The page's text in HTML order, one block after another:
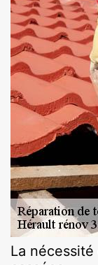
La nécessité